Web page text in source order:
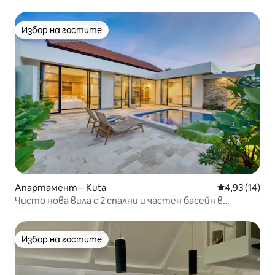
Избор на гостите
Избор на гостите
Апартамент – Kuta Средна
4,93 (14)
Чисто нова вила с 2 спални и частен басейн в
Избор на гостите
Избор на гостите